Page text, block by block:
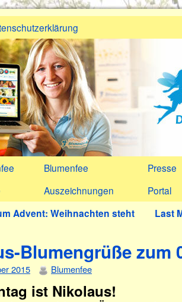
Blumenfee
Auszeichnungen
Presse
Portal
Advent: Weihnachten steht
Last
Blumengrüße zum
2015 Blumenfee
ist Nikolaus!